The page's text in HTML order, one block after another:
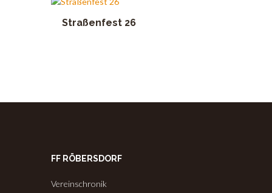
Straßenfest 26
FF RÖBERSDORF
Vereinschronik